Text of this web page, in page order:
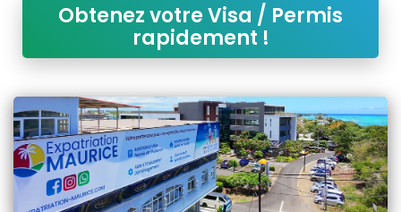
Obtenez votre Visa / Permis
rapidement !